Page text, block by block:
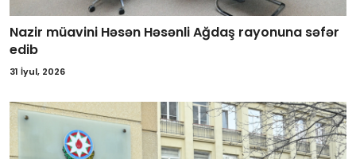
Nazir müavini Həsən Həsənli Ağdaş rayonuna səfər
edib
31 İyul, 2026